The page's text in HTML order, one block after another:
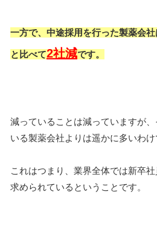
一方で、中途採用を行った製薬会社
と比べて2社減です。
減っていることは減っていますが
いる製薬会社よりは遥かに多いわけ
これはつまり、業界全体では新卒
求められているということです。